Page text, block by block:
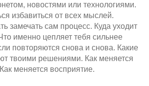
новостями или технологиями.
избавиться от всех мыслей.
замечать сам процесс. Куда уходит
именно цепляет тебя сильнее
повторяются снова и снова. Какие
твоими решениями. Как меняется
меняется восприятие.